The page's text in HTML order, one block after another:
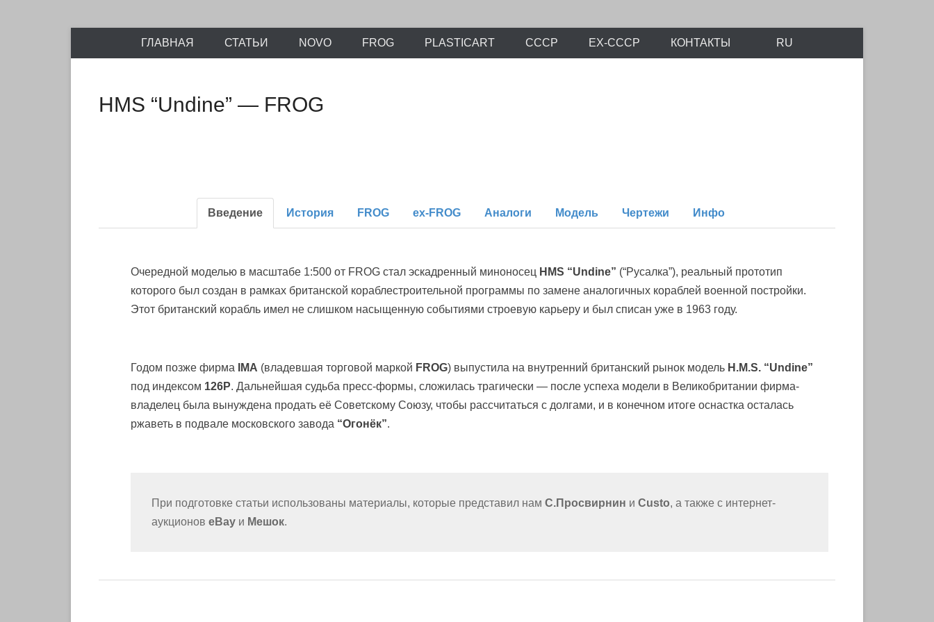
к
Ретро-Модели.Ру
ГЛАВНАЯ СТАТЬИ NOVO FROG PLASTICART СССР EX-СССР КОНТАКТЫ RU
HMS “Undine” — FROG
Введение История FROG ex-FROG Аналоги Модель Чертежи Инфо
Очередной моделью в масштабе 1:500 от FROG стал эскадренный миноносец HMS “Undine” (“Русалка”), реальный прототип
которого был создан в рамках британской кораблестроительной программы по замене аналогичных кораблей военной постройки.
Этот британский корабль имел не слишком насыщенную событиями строевую карьеру и был списан уже в 1963 году.
Годом позже фирма IMA (владевшая торговой маркой FROG) выпустила на внутренний британский рынок модель H.M.S. “Undine”
под индексом 126P. Дальнейшая судьба пресс-формы, сложилась трагически — после успеха модели в Великобритании фирма-
владелец была вынуждена продать её Советскому Союзу, чтобы рассчитаться с долгами, и в конечном итоге оснастка осталась
ржаветь в подвале московского завода “Огонёк”.
При подготовке статьи использованы материалы, которые представил нам С.Просвирнин и Custo, а также с интернет-
аукционов eBay и Мешок.